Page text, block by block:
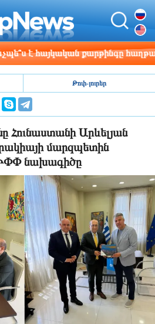
է հայկական քարթինգը
Թոփ-լուրեր
Հունաստանի Արևելյան
մարզպետին
նախագիծը